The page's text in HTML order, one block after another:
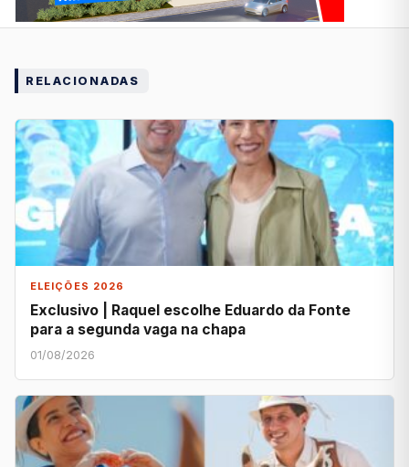
RELACIONADAS
ELEIÇÕES 2026
Exclusivo | Raquel escolhe Eduardo da Fonte
para a segunda vaga na chapa
01/08/2026